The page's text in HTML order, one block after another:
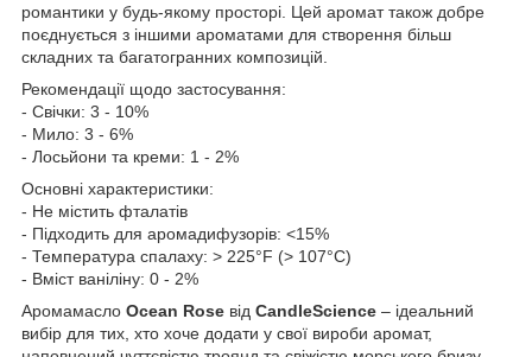
романтики у будь-якому просторі. Цей аромат також добре
поєднується з іншими ароматами для створення більш
складних та багатогранних композицій.
Рекомендації щодо застосування:
- Свічки: 3 - 10%
- Мило: 3 - 6%
- Лосьйони та креми: 1 - 2%
Основні характеристики:
- Не містить фталатів
- Підходить для аромадифузорів: <15%
- Температура спалаху: > 225°F (> 107°C)
- Вміст ваніліну: 0 - 2%
Аромамасло Ocean Rose від CandleScience – ідеальний
вибір для тих, хто хоче додати у свої вироби аромат,